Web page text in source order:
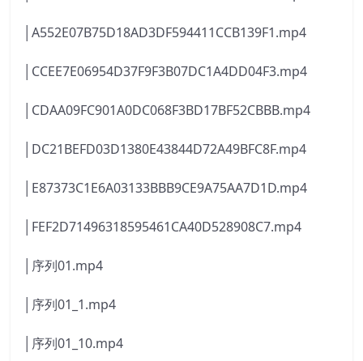
│A552E07B75D18AD3DF594411CCB139F1.mp4
│CCEE7E06954D37F9F3B07DC1A4DD04F3.mp4
│CDAA09FC901A0DC068F3BD17BF52CBBB.mp4
│DC21BEFD03D1380E43844D72A49BFC8F.mp4
│E87373C1E6A03133BBB9CE9A75AA7D1D.mp4
│FEF2D71496318595461CA40D528908C7.mp4
│序列01.mp4
│序列01_1.mp4
│序列01_10.mp4